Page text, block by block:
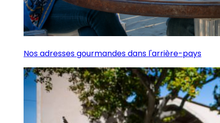
Nos adresses gourmandes dans l'arrière-pays